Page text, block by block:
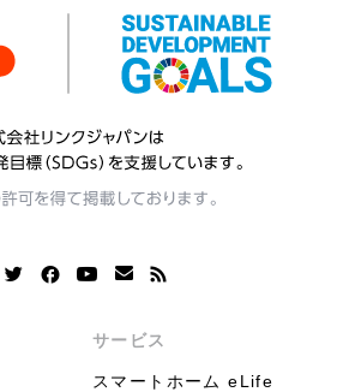
サービス
スマートホーム eLife